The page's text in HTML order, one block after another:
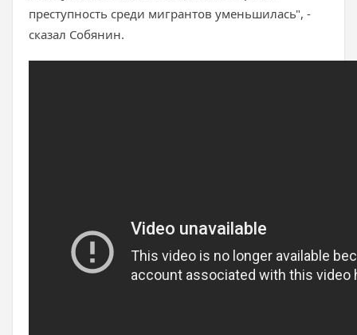
преступность среди мигрантов уменьшилась", -
сказал Собянин.